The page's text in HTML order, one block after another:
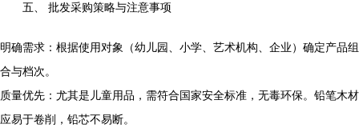
五、 批发采购策略与注意事项
明确需求：根据使用对象（幼儿园、小学、艺术机构、企业）确定产品组
合与档次。
质量优先：尤其是儿童用品，需符合国家安全标准，无毒环保。铅笔木材
应易于卷削，铅芯不易断。